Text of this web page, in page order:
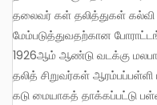
தலைவர் கள் தலித்துகள்
மேம்படுத்துவதற்கான
1926ஆம் ஆண்டு வடக்கு
தலித் சிறுவர்கள்
கடு மையாகத் தாக்கப்பட்டு